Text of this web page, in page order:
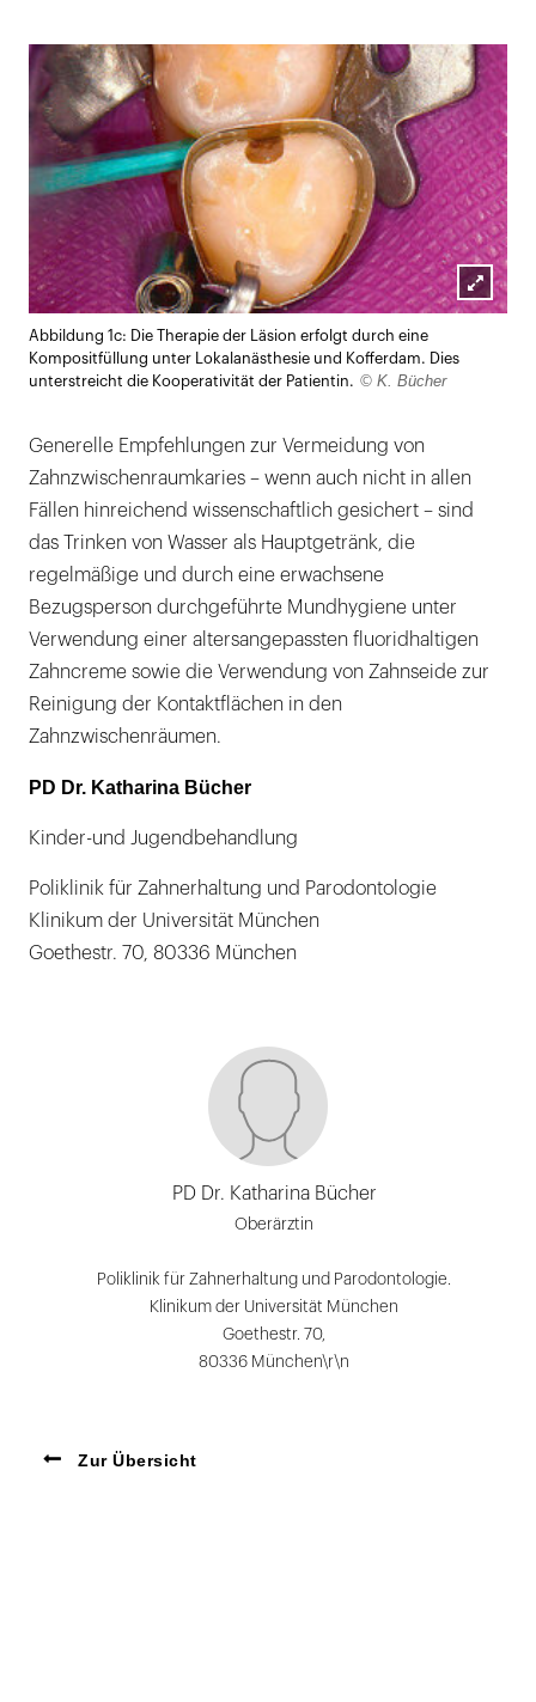
Abbildung 1c: Die Therapie der Läsion erfolgt durch eine
Kompositfüllung unter Lokalanästhesie und Kofferdam. Dies
unterstreicht die Kooperativität der Patientin. © K. Bücher
Generelle Empfehlungen zur Vermeidung von
Zahnzwischenraumkaries – wenn auch nicht in allen
Fällen hinreichend wissenschaftlich gesichert – sind
das Trinken von Wasser als Hauptgetränk, die
regelmäßige und durch eine erwachsene
Bezugsperson durchgeführte Mundhygiene unter
Verwendung einer altersangepassten fluoridhaltigen
Zahncreme sowie die Verwendung von Zahnseide zur
Reinigung der Kontaktflächen in den
Zahnzwischenräumen.
PD Dr. Katharina Bücher
Kinder-und Jugendbehandlung
Poliklinik für Zahnerhaltung und Parodontologie
Klinikum der Universität München
Goethestr. 70, 80336 München
PD Dr. Katharina Bücher
Oberärztin
Poliklinik für Zahnerhaltung und Parodontologie.
Klinikum der Universität München
Goethestr. 70,
80336 München\r\n
Zur Übersicht